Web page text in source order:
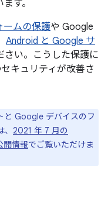
す。
ームの保護や Google
Android と Google サ
さい。こうした保護に
キュリティが改善さ
と Google デバイスのフ
2021 年 7 月の
開情報でご覧いただけま